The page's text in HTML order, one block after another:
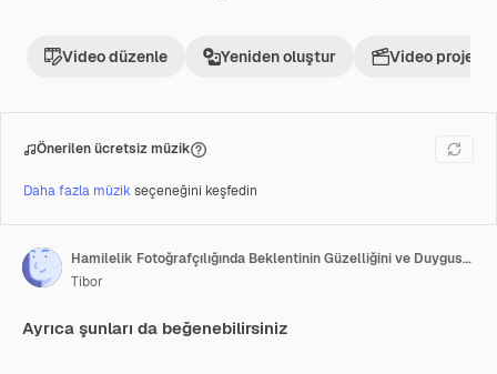
Video düzenle Yeniden oluştur Video projesi
Önerilen ücretsiz müzik
Daha fazla müzikseçeneğini keşfedin
Hamilelik Fotoğrafçılığında Beklentinin Güzelliğini ve Duygusunu Yakalayan, Uçan Balonlarla Çevrili, Yumuşak Pembe Ortamda Sakin Bir Anne Adayı
Tibor
Ayrıca şunları da beğenebilirsiniz